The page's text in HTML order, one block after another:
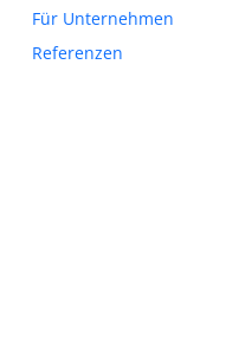
Für Unternehmen
Referenzen